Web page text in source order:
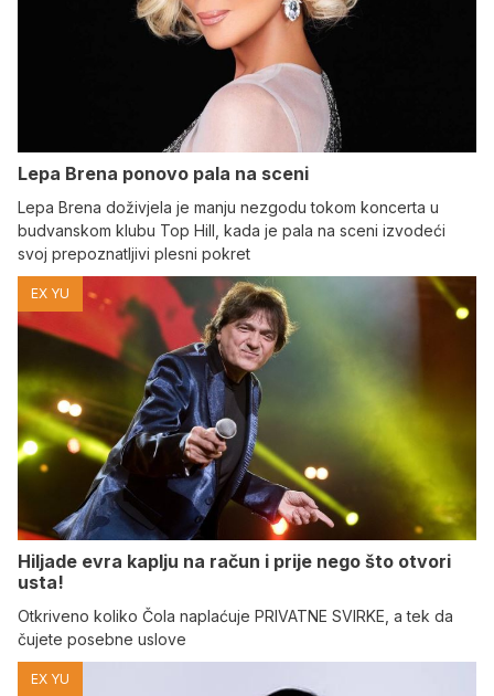
Lepa Brena ponovo pala na sceni
Lepa Brena doživjela je manju nezgodu tokom koncerta u
budvanskom klubu Top Hill, kada je pala na sceni izvodeći
svoj prepoznatljivi plesni pokret
EX YU
Hiljade evra kaplju na račun i prije nego što otvori
usta!
Otkriveno koliko Čola naplaćuje PRIVATNE SVIRKE, a tek da
čujete posebne uslove
EX YU